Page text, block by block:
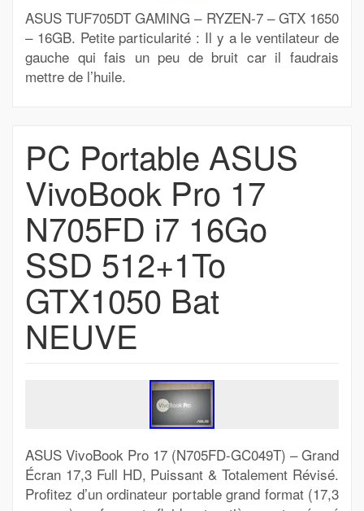
ASUS TUF705DT GAMING – RYZEN-7 – GTX 1650
– 16GB. Petite particularité : Il y a le ventilateur de
gauche qui fais un peu de bruit car il faudrais
mettre de l’huile.
PC Portable ASUS
VivoBook Pro 17
N705FD i7 16Go
SSD 512+1To
GTX1050 Bat
NEUVE
ASUS VivoBook Pro 17 (N705FD-GC049T) – Grand
Écran 17,3 Full HD, Puissant & Totalement Révisé.
Profitez d’un ordinateur portable grand format (17,3